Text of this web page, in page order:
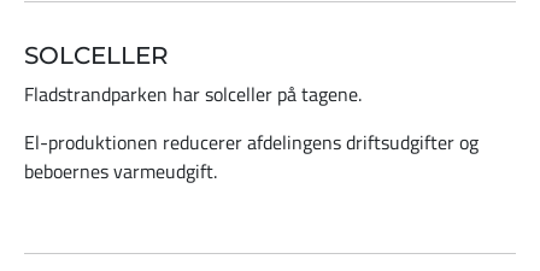
SOLCELLER
Fladstrandparken har solceller på tagene.
El-produktionen reducerer afdelingens driftsudgifter og
beboernes varmeudgift.